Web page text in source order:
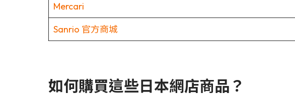
Mercari
Sanrio 官方商城
如何購買這些日本網店商品？